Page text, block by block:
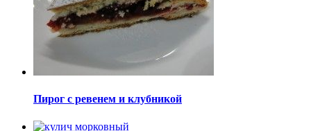
Пирог с ревенем и клубникой